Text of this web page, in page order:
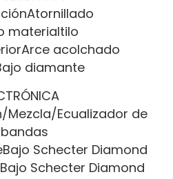
materialtilo
acolchado
diamante
Mezcla/Ecualizador de
Schecter Diamond
Schecter Diamond